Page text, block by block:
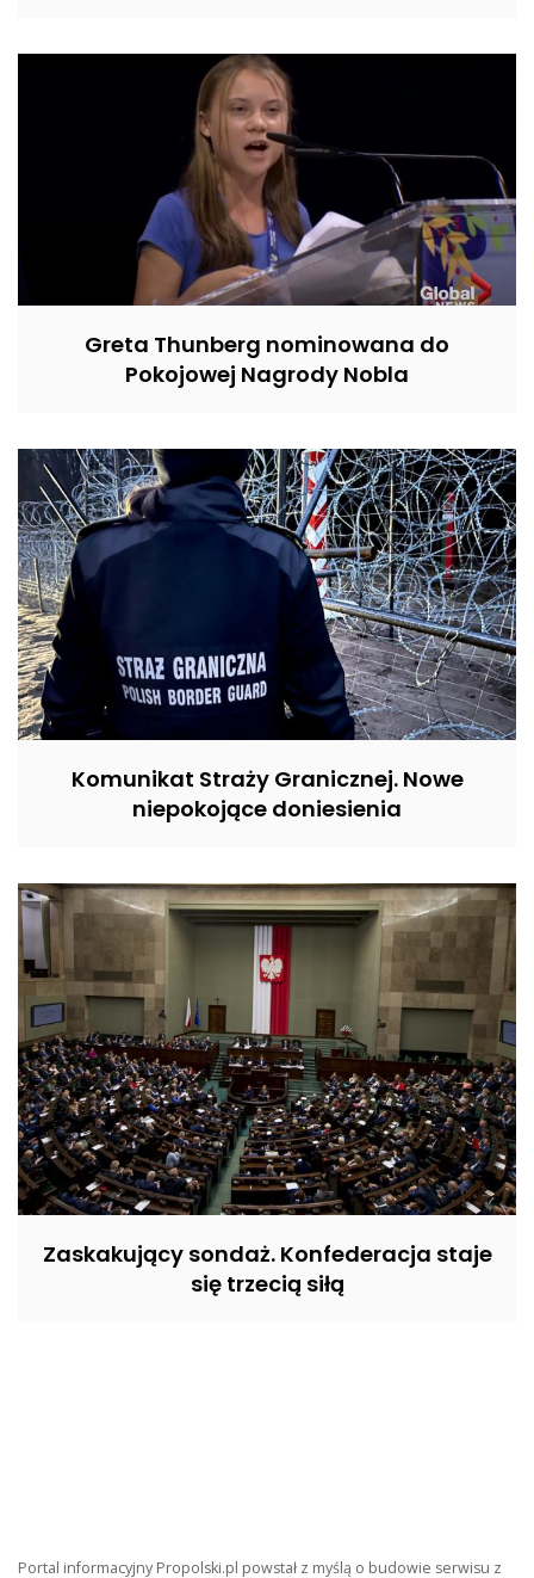
Greta Thunberg nominowana do
Pokojowej Nagrody Nobla
Komunikat Straży Granicznej. Nowe
niepokojące doniesienia
Zaskakujący sondaż. Konfederacja staje
się trzecią siłą
Portal informacyjny Propolski.pl powstał z myślą o budowie serwisu z